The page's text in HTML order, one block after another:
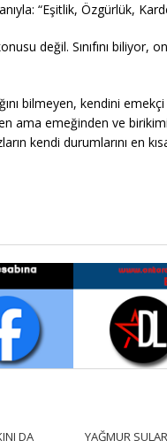
“Eşitlik, Özgürlük,
değil. Sınıfını biliyor,
bilmeyen, kendini
ama emeğinden ve
kendi durumlarını en
DA
YAĞMUR